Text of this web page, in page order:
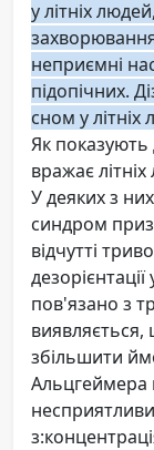
у літніх
неприємні
підопічних.
сном у
Як показують
вражає
У деяких з
синдром
відчутті
пов'язано з
збільшити
Альцгеймера